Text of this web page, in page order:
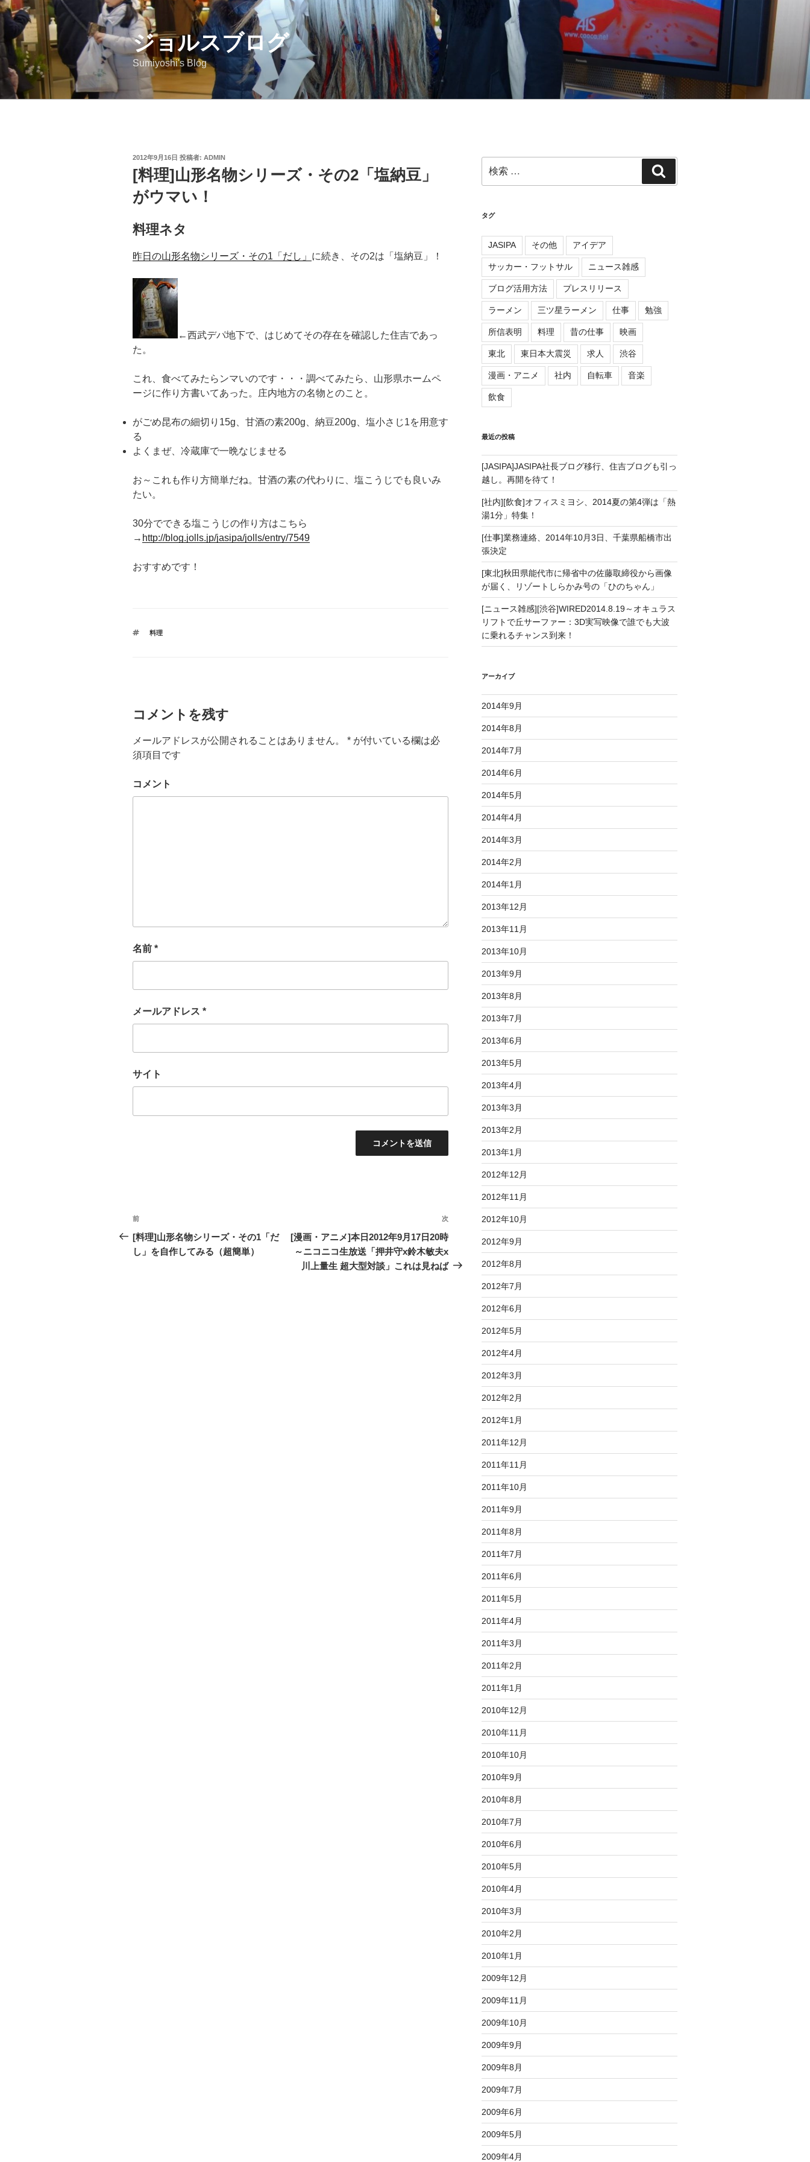
コ
ツ
へ
ジョルスブログ
Sumiyoshi's Blog
投
日:
2012年9月16日 投稿者: ADMIN
[料理]山形名物シリーズ・その2「塩納豆」
がウマい！
料理ネタ
昨日の山形名物シリーズ・その1「だし」 に続き、その2は「塩納豆」！
←西武デパ地下で、はじめてその存在を確認した住吉であっ
た。
これ、食べてみたらンマいのです・・・調べてみたら、山形県ホームペ
ージに作り方書いてあった。庄内地方の名物とのこと。
がごめ昆布の細切り15g、甘酒の素200g、納豆200g、塩小さじ1を用意す
る
よくまぜ、冷蔵庫で一晩なじませる
お～これも作り方簡単だね。甘酒の素の代わりに、塩こうじでも良いみ
たい。
30分でできる塩こうじの作り方はこちら
→ http://blog.jolls.jp/jasipa/jolls/entry/7549
おすすめです！
タ
料理
コメントを残す
メールアドレスが公開されることはありません。 * が付いている欄は必
須項目です
コメント
名前 *
メールアドレス *
サイト
投
稿
ナ
過
去
の
前
[料理]山形名物シリーズ・その1「だ
し」を自作してみる（超簡単）
の
稿
次
[漫画・アニメ]本日2012年9月17日20時
～ニコニコ生放送「押井守x鈴木敏夫x
川上量生 超大型対談」これは見ねば
索:
索
タグ
JASIPA その他 アイデア
サッカー・フットサル ニュース雑感
ブログ活用方法 プレスリリース
ラーメン 三ツ星ラーメン 仕事 勉強
所信表明 料理 昔の仕事 映画
東北 東日本大震災 求人 渋谷
漫画・アニメ 社内 自転車 音楽
飲食
最近の投稿
[JASIPA]JASIPA社長ブログ移行、住吉ブログも引っ
越し。再開を待て！
[社内][飲食]オフィスミヨシ、2014夏の第4弾は「熱
湯1分」特集！
[仕事]業務連絡、2014年10月3日、千葉県船橋市出
張決定
[東北]秋田県能代市に帰省中の佐藤取締役から画像
が届く、リゾートしらかみ号の「ひのちゃん」
[ニュース雑感][渋谷]WIRED2014.8.19～オキュラス
リフトで丘サーファー：3D実写映像で誰でも大波
に乗れるチャンス到来！
アーカイブ
2014年9月
2014年8月
2014年7月
2014年6月
2014年5月
2014年4月
2014年3月
2014年2月
2014年1月
2013年12月
2013年11月
2013年10月
2013年9月
2013年8月
2013年7月
2013年6月
2013年5月
2013年4月
2013年3月
2013年2月
2013年1月
2012年12月
2012年11月
2012年10月
2012年9月
2012年8月
2012年7月
2012年6月
2012年5月
2012年4月
2012年3月
2012年2月
2012年1月
2011年12月
2011年11月
2011年10月
2011年9月
2011年8月
2011年7月
2011年6月
2011年5月
2011年4月
2011年3月
2011年2月
2011年1月
2010年12月
2010年11月
2010年10月
2010年9月
2010年8月
2010年7月
2010年6月
2010年5月
2010年4月
2010年3月
2010年2月
2010年1月
2009年12月
2009年11月
2009年10月
2009年9月
2009年8月
2009年7月
2009年6月
2009年5月
2009年4月